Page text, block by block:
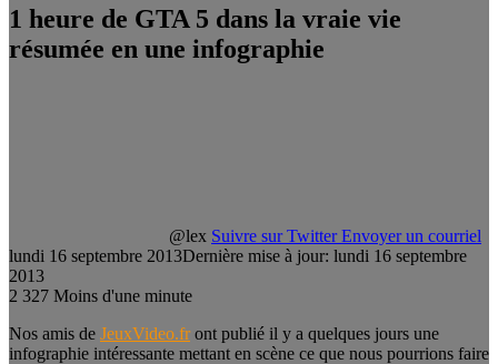
1 heure de GTA 5 dans la vraie vie
résumée en une infographie
@lex Suivre sur Twitter Envoyer un courriel
lundi 16 septembre 2013Dernière mise à jour: lundi 16 septembre
2013
2 327 Moins d'une minute
Nos amis de JeuxVideo.fr ont publié il y a quelques jours une
infographie intéressante mettant en scène ce que nous pourrions faire